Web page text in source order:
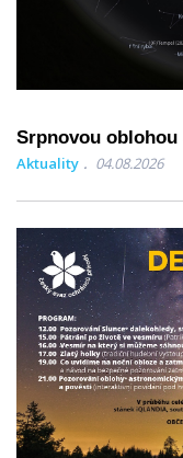
Srpnovou oblohou
Aktuality 04.08.2026